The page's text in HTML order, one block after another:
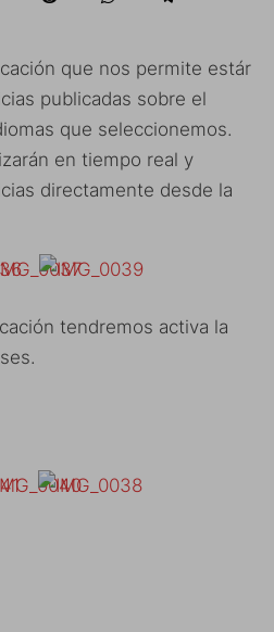
que nos permite estár
publicadas sobre el
que seleccionemos.
en tiempo real y
directamente desde la
tendremos activa la